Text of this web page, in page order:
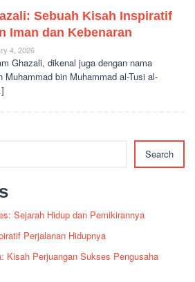
Sebuah Kisah Inspiratif
Iman dan Kebenaran
4, 2026
Ghazali, dikenal juga dengan nama
Muhammad bin Muhammad al-Tusi al-
Search
Sejarah Hidup dan Pemikirannya
Perjalanan Hidupnya
Kisah Perjuangan Sukses Pengusaha